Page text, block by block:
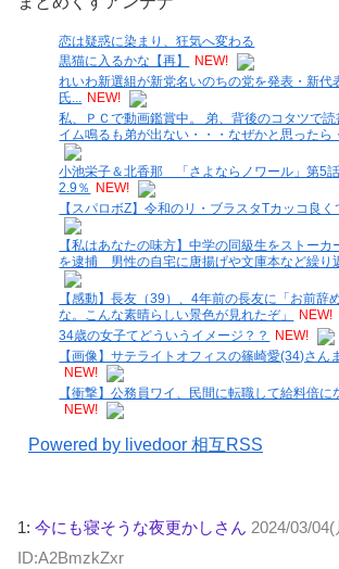
恋は疑惑に染まり、狂気へ変わる
黒猫に入るかな【再】
NEW!
れいわ新選組が新党名いのちの党を発表・新代
氏... NEW!
私、ＰＣで動画鑑賞中。 弟、背後のコタツで読
イム鳴るも弟が出ない・・・なぜかと思ったら
小池栄子＆北香那 「さよならノワール」第5
2.9％ NEW!
【スパロボZ】令和のリ・ブラスタTカッコ良
【私はあなたの味方】中学の同級生をストー
を逮捕 男性の自宅に唐揚げや文庫本など繰り
【感動】長友（39）、4年前の長友に「お前辞
な。こんな素晴らしい景色が見れたぞ」
NEW!
34歳の女子てどういうイメージ？？
NEW!
【画像】サテライトオフィスの篠崎愛(34)さん
NEW!
【衝撃】公務員ワイ、民間に転職して給料倍に
NEW!
Powered by livedoor 相互RSS
1: 今にも寝そうな夜更かしさん 2024/03/
ID:A2BmzkZxr